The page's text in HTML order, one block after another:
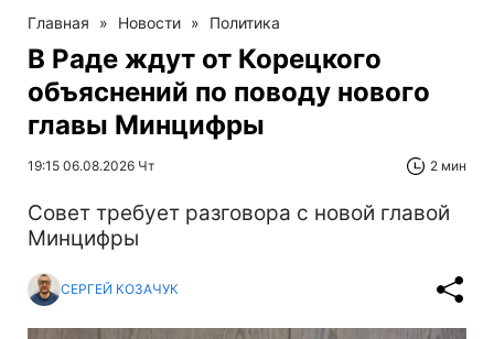
Главная » Новости » Политика
В Раде ждут от Корецкого
объяснений по поводу нового
главы Минцифры
19:15 06.08.2026 Чт 2 мин
Совет требует разговора с новой главой
Минцифры
СЕРГЕЙ КОЗАЧУК